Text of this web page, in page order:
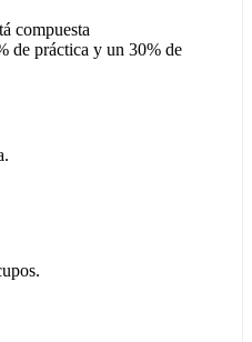
compuesta
de práctica y un 30% de